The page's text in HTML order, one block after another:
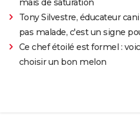
mais de saturation
Tony Silvestre, éducateur
pas malade, c'est un signe
Ce chef étoilé est formel :
choisir un bon melon